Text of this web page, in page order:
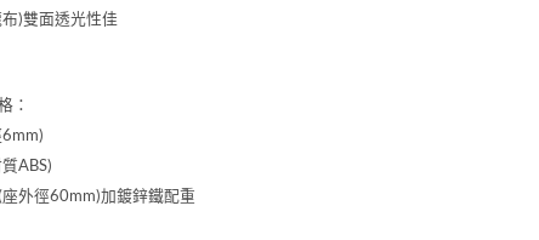
)雙面透光性佳
：
ABS)
外徑60mm)加鍍鋅鐵配重